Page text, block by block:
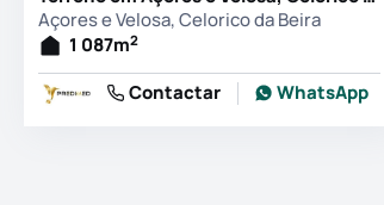
Açores e Velosa, Celorico da Beira
1 087m2
Contactar WhatsApp